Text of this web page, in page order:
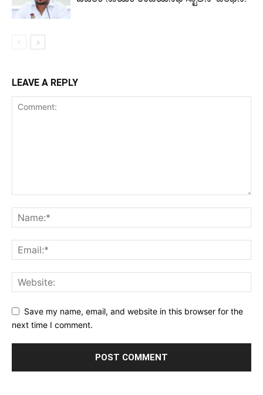
LEAVE A REPLY
Save my name, email, and website in this browser for the
next time I comment.